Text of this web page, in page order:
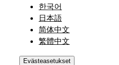
한국어
日本語
简体中文
繁體中文
Evästeasetukset